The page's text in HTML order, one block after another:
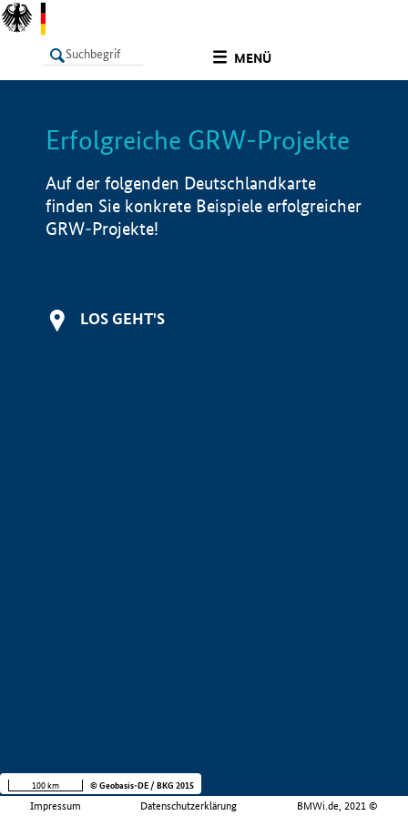
MENÜ
LISTE Info
Erfolgreiche GRW-Projekte
Auf der folgenden Deutschlandkarte
finden Sie konkrete Beispiele erfolgreicher
GRW-Projekte!
LOS GEHT'S
Impressum Datenschutzerklärung BMWi.de, 2021 ©
100 km © Geobasis-DE / BKG 2015